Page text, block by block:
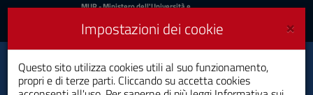
MIUR
Accedi
MUR- Ministero dell'Università e
Accedi UniCA News
Toggle
navigation
Università degli
Studi di Cagliari
×
Impostazioni dei cookie
Questo sito utilizza cookies utili al suo funzionamento,
propri e di terze parti. Cliccando su accetta cookies